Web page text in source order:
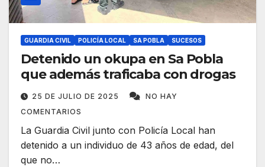
GUARDIA CIVIL POLICÍA LOCAL SA POBLA SUCESOS
Detenido un okupa en Sa Pobla
que además traficaba con drogas
25 DE JULIO DE 2025
NO HAY
COMENTARIOS
La Guardia Civil junto con Policía Local han
detenido a un individuo de 43 años de edad, del
que no…